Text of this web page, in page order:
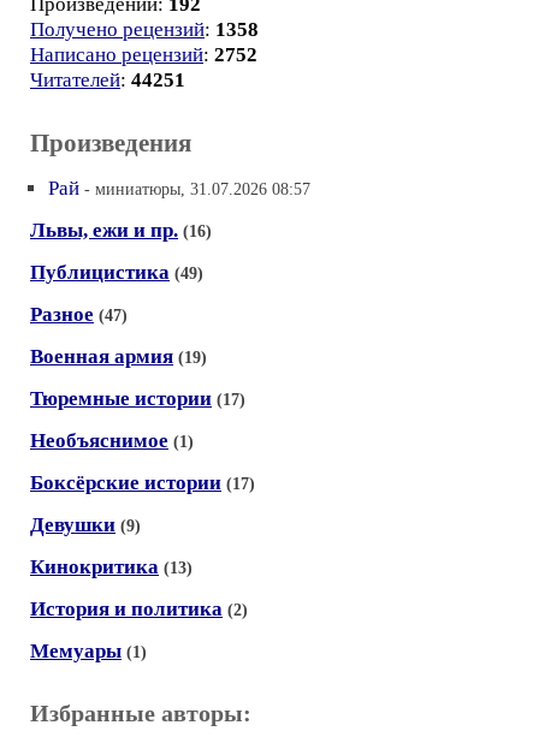
Получено рецензий: 1358
Написано рецензий: 2752
Читателей: 44251
Произведения
Рай - миниатюры, 31.07.2026 08:57
Львы, ежи и пр. (16)
Публицистика (49)
Разное (47)
Военная армия (19)
Тюремные истории (17)
Необъяснимое (1)
Боксёрские истории (17)
Девушки (9)
Кинокритика (13)
История и политика (2)
Мемуары (1)
Избранные авторы: